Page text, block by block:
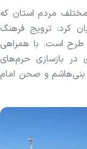
مردم استان که
کرد: ترویج فرهنگ
طرح است. با همراهی
در بازسازی حرم‌های
بنی‌هاشم و صحن امام